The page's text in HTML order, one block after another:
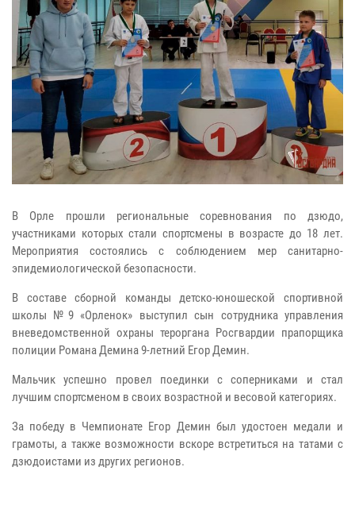
В Орле прошли региональные соревнования по дзюдо,
участниками которых стали спортсмены в возрасте до 18 лет.
Мероприятия состоялись с соблюдением мер санитарно-
эпидемиологической безопасности.
В составе сборной команды детско-юношеской спортивной
школы №9 «Орленок» выступил сын сотрудника управления
вневедомственной охраны тероргана Росгвардии прапорщика
полиции Романа Демина 9-летний Егор Демин.
Мальчик успешно провел поединки с соперниками и стал
лучшим спортсменом в своих возрастной и весовой категориях.
За победу в Чемпионате Егор Демин был удостоен медали и
грамоты, а также возможности вскоре встретиться на татами с
дзюдоистами из других регионов.